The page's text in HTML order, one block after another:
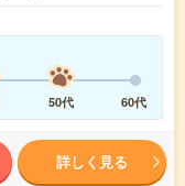
50代 60代
詳しく見る